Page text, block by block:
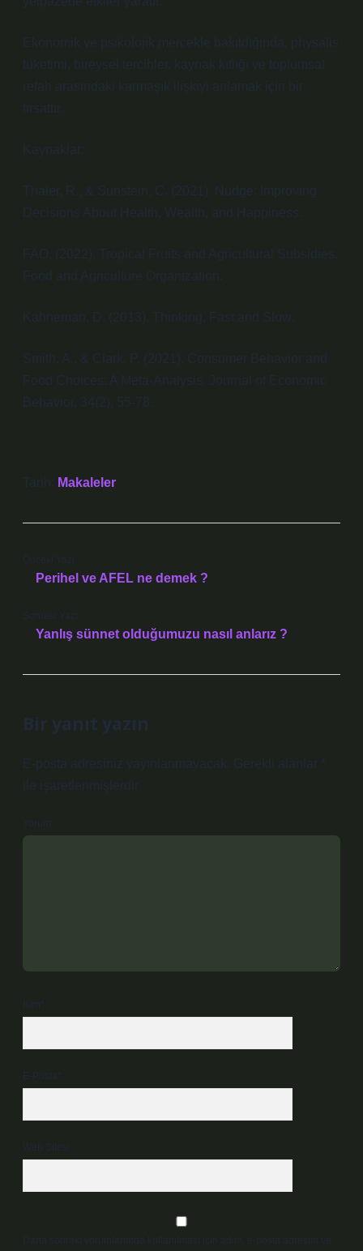
Ekonomik ve psikolojik mercekle bakıldığında, physalis
tüketimi, bireysel tercihler, kaynak kıtlığı ve toplumsal
refah arasındaki karmaşık ilişkiyi anlamak için bir
fırsattır.
Kaynaklar:
Thaler, R., & Sunstein, C. (2021). Nudge: Improving
Decisions About Health, Wealth, and Happiness.
FAO. (2022). Tropical Fruits and Agricultural Subsidies.
Food and Agriculture Organization.
Kahneman, D. (2013). Thinking, Fast and Slow.
Smith, A., & Clark, P. (2021). Consumer Behavior and
Food Choices: A Meta-Analysis. Journal of Economic
Behavior, 34(2), 55-78.
Tarih: Makaleler
Önceki Yazı
Perihel ve AFEL ne demek ?
Sonraki Yazı
Yanlış sünnet olduğumuzu nasıl anlarız ?
Bir yanıt yazın
E-posta adresiniz yayınlanmayacak. Gerekli alanlar *
ile işaretlenmişlerdir
Yorum
İsim*
E-Posta*
Web Sitesi
Daha sonraki yorumlarımda kullanılması için adım, e-posta adresim ve